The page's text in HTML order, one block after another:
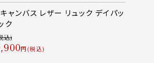
ャンバス レザー リュック デイパッ
ク
税込